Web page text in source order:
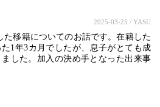
2025-03-25 / YASU
た移籍についてのお話です。在籍した
1年3カ月でしたが、息子がとても成
した。加入の決め手となった出来事